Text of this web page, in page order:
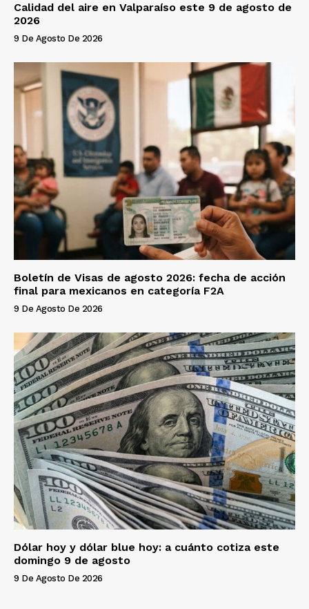
Calidad del aire en Valparaíso este 9 de agosto de
2026
9 De Agosto De 2026
Boletín de Visas de agosto 2026: fecha de acción
final para mexicanos en categoría F2A
9 De Agosto De 2026
Dólar hoy y dólar blue hoy: a cuánto cotiza este
domingo 9 de agosto
9 De Agosto De 2026